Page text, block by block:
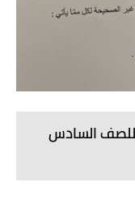
للصف السادس